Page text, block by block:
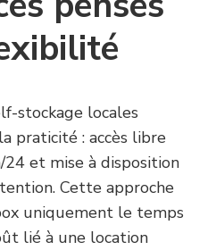
stockage locales
praticité : accès libre
et mise à disposition
Cette approche
uniquement le temps
lié à une location